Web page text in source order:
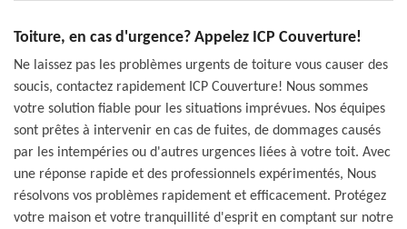
Toiture, en cas d'urgence? Appelez ICP Couverture!
Ne laissez pas les problèmes urgents de toiture vous causer des
soucis, contactez rapidement ICP Couverture! Nous sommes
votre solution fiable pour les situations imprévues. Nos équipes
sont prêtes à intervenir en cas de fuites, de dommages causés
par les intempéries ou d'autres urgences liées à votre toit. Avec
une réponse rapide et des professionnels expérimentés, Nous
résolvons vos problèmes rapidement et efficacement. Protégez
votre maison et votre tranquillité d'esprit en comptant sur notre